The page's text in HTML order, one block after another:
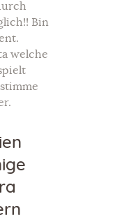
Bin
welche